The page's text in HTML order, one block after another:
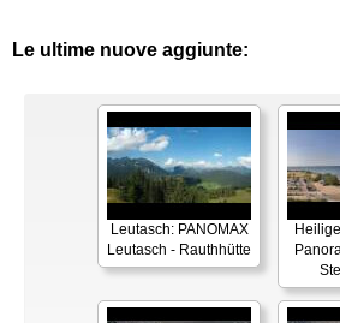
Le ultime nuove aggiunte:
Leutasch: PANOMAX
Leutasch - Rauthhütte